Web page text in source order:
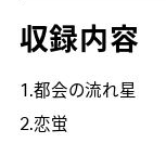
収録内容
1.都会の流れ星
2.恋蛍